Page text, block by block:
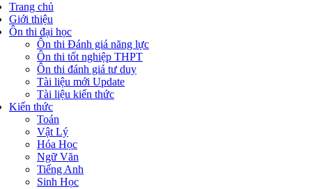
Trang chủ
Giới thiệu
Ôn thi đại học
Ôn thi Đánh giá năng lực
Ôn thi tốt nghiệp THPT
Ôn thi đánh giá tư duy
Tài liệu mới Update
Tài liệu kiến thức
Kiến thức
Toán
Vật Lý
Hóa Học
Ngữ Văn
Tiếng Anh
Sinh Học